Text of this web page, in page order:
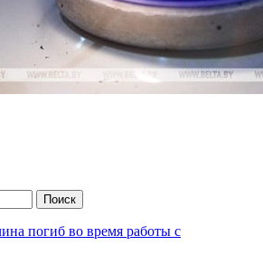
погиб во время работы с